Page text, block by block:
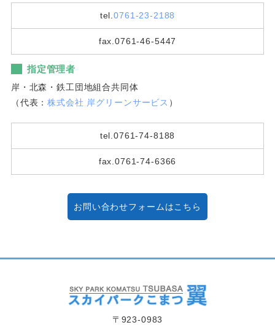
tel.0761-23-2188
fax.0761-46-5447
指定管理者
岸・北森・鉄工団地組合共同体
（代表：株式会社 岸グリーンサービス ）
tel.0761-74-8188
fax.0761-74-6366
お問い合わせフォームはこちら
〒923-0983